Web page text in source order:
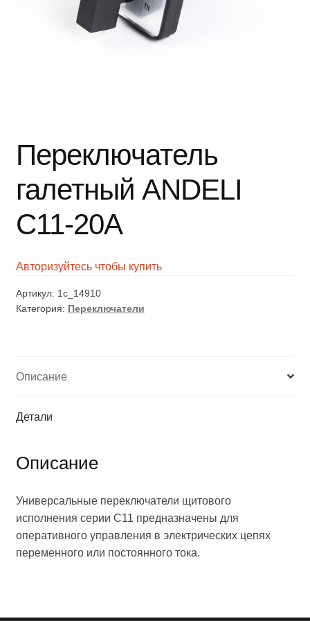
Переключатель
галетный ANDELI
С11-20А
Авторизуйтесь чтобы купить
Артикул: 1c_14910
Категория: Переключатели
Описание
Детали
Описание
Универсальные переключатели щитового
исполнения серии C11 предназначены для
оперативного управления в электрических цепях
переменного или постоянного тока.